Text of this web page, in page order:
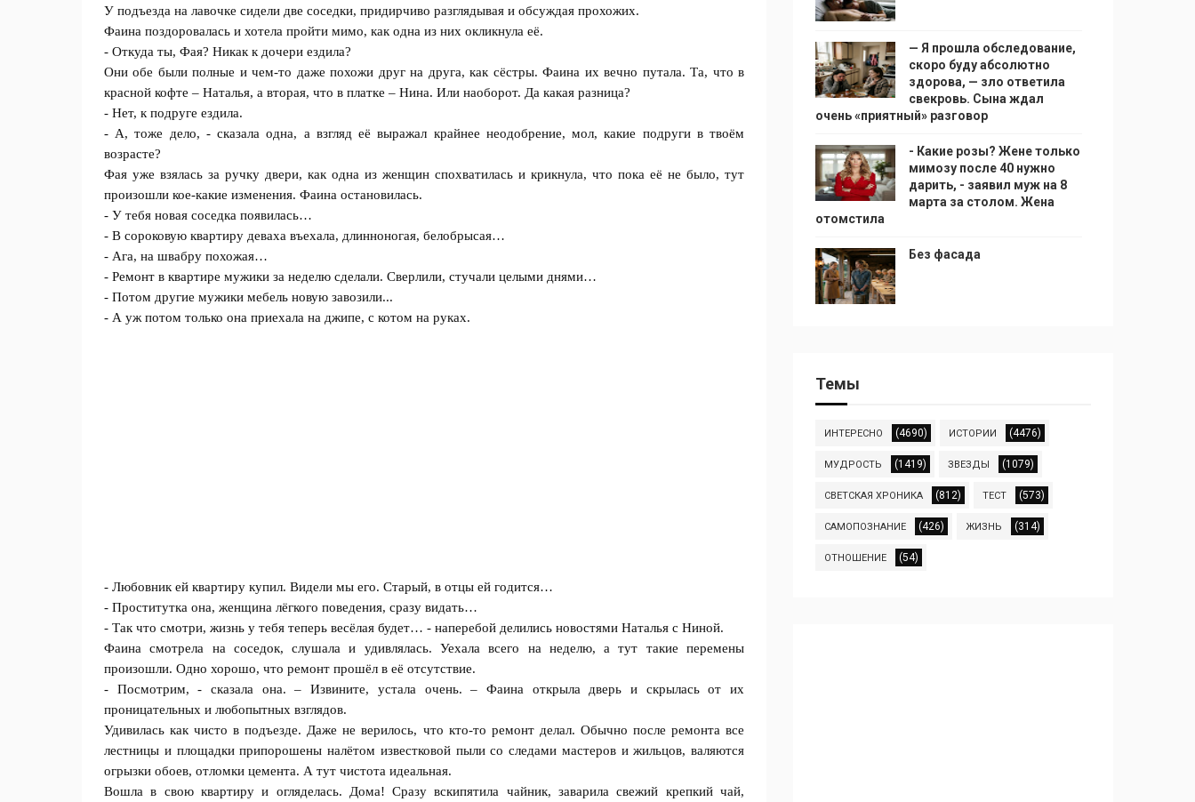
У подъезда на лавочке сидели две соседки, придирчиво разглядывая и обсуждая прохожих.
Фаина поздоровалась и хотела пройти мимо, как одна из них окликнула её.
- Откуда ты, Фая? Никак к дочери ездила?
Они обе были полные и чем-то даже похожи друг на друга, как сёстры. Фаина их вечно путала. Та, что в
красной кофте – Наталья, а вторая, что в платке – Нина. Или наоборот. Да какая разница?
- Нет, к подруге ездила.
- А, тоже дело, - сказала одна, а взгляд её выражал крайнее неодобрение, мол, какие подруги в твоём
возрасте?
Фая уже взялась за ручку двери, как одна из женщин спохватилась и крикнула, что пока её не было, тут
произошли кое-какие изменения. Фаина остановилась.
- У тебя новая соседка появилась…
- В сороковую квартиру деваха въехала, длинноногая, белобрысая…
- Ага, на швабру похожая…
- Ремонт в квартире мужики за неделю сделали. Сверлили, стучали целыми днями…
- Потом другие мужики мебель новую завозили...
- А уж потом только она приехала на джипе, с котом на руках.
- Любовник ей квартиру купил. Видели мы его. Старый, в отцы ей годится…
- Проститутка она, женщина лёгкого поведения, сразу видать…
- Так что смотри, жизнь у тебя теперь весёлая будет… - наперебой делились новостями Наталья с Ниной.
Фаина смотрела на соседок, слушала и удивлялась. Уехала всего на неделю, а тут такие перемены
произошли. Одно хорошо, что ремонт прошёл в её отсутствие.
- Посмотрим, - сказала она. – Извините, устала очень. – Фаина открыла дверь и скрылась от их
проницательных и любопытных взглядов.
Удивилась как чисто в подъезде. Даже не верилось, что кто-то ремонт делал. Обычно после ремонта все
лестницы и площадки припорошены налётом известковой пыли со следами мастеров и жильцов, валяются
огрызки обоев, отломки цемента. А тут чистота идеальная.
Вошла в свою квартиру и огляделась. Дома! Сразу вскипятила чайник, заварила свежий крепкий чай,
— Я прошла обследование,
скоро буду абсолютно
здорова, — зло ответила
свекровь. Сына ждал
очень «приятный» разговор
- Какие розы? Жене только
мимозу после 40 нужно
дарить, - заявил муж на 8
марта за столом. Жена
отомстила
Без фасада
Темы
ИНТЕРЕСНО (4690) ИСТОРИИ (4476)
МУДРОСТЬ (1419) ЗВЕЗДЫ (1079)
СВЕТСКАЯ ХРОНИКА (812) ТЕСТ (573)
САМОПОЗНАНИЕ (426) ЖИЗНЬ (314)
ОТНОШЕНИЕ (54)